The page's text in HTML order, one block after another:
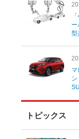
ー
型
マ
ン
トピックス